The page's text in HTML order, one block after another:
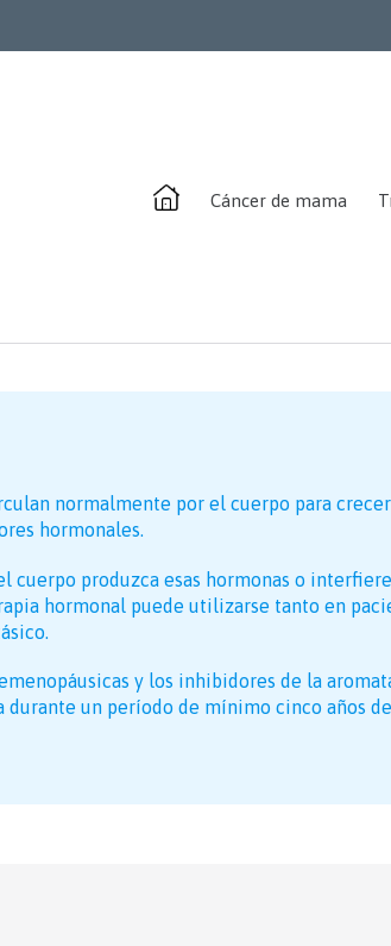
Cáncer de mama
normalmente por el cuerpo para
hormonales.
cuerpo produzca esas hormonas o
hormonal puede utilizarse tanto en
y los inhibidores de la
un período de mínimo cinco años